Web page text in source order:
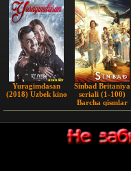
Yuragimdasan
(2018) Uzbek kino
Sinbad Britaniya
seriali (1-100)
Barcha qismlar
Uzbek tilida